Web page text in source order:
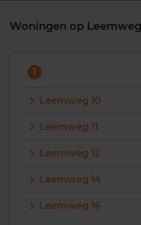
088 220 4200
Woningen op Leemweg
1
Leemweg 10
Leemweg 11
Leemweg 12
Leemweg 14
Leemweg 16